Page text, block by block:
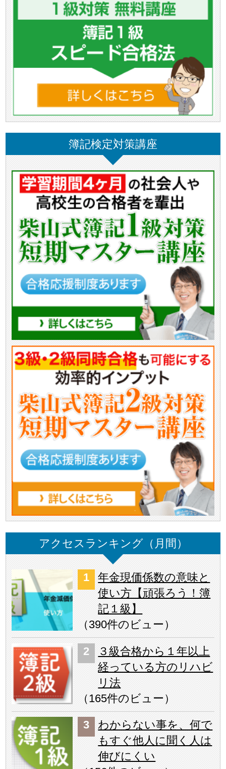
簿記検定対策講座
アクセスランキング（月間）
年金現価係数の意味と
使い方【頑張ろう！簿
記１級】
（390件のビュー ）
３級合格から１年以上
経っている方のリハビ
リ法
（165件のビュー ）
わからない事を、何で
もすぐ他人に聞く人は
伸びにくい